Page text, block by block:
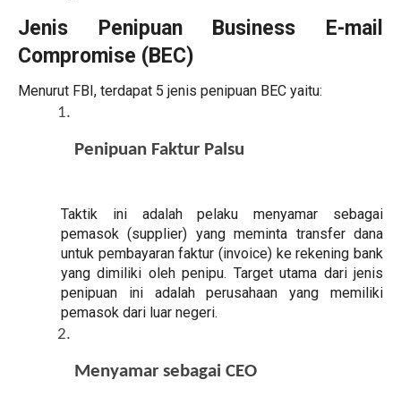
Jenis Penipuan Business E-mail
Compromise (BEC)
Menurut FBI, terdapat 5 jenis penipuan BEC yaitu:
Penipuan Faktur Palsu
Taktik ini adalah pelaku menyamar sebagai
pemasok (supplier) yang meminta transfer dana
untuk pembayaran faktur (invoice) ke rekening bank
yang dimiliki oleh penipu. Target utama dari jenis
penipuan ini adalah perusahaan yang memiliki
pemasok dari luar negeri.
Menyamar sebagai CEO